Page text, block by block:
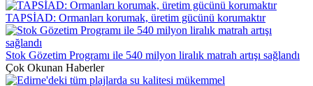
TAPSİAD: Ormanları korumak, üretim gücünü korumaktır
Stok Gözetim Programı ile 540 milyon liralık matrah artışı sağlandı
Çok Okunan Haberler